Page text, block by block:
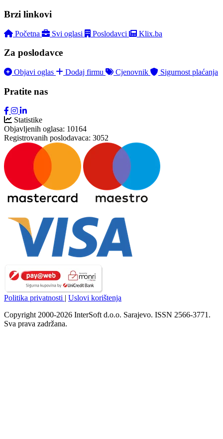
Brzi linkovi
Početna Svi oglasi Poslodavci Klix.ba
Za poslodavce
Objavi oglas Dodaj firmu Cjenovnik Sigurnost plaćanja
Pratite nas
Statistike
Objavljenih oglasa: 10164
Registrovanih poslodavaca: 3052
Politika privatnosti | Uslovi korištenja
Copyright 2000-2026 InterSoft d.o.o. Sarajevo. ISSN 2566-3771.
Sva prava zadržana.